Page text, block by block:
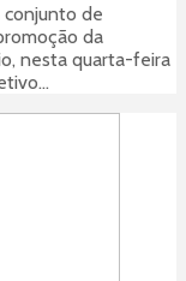
conjunto de
da
nesta quarta-feira